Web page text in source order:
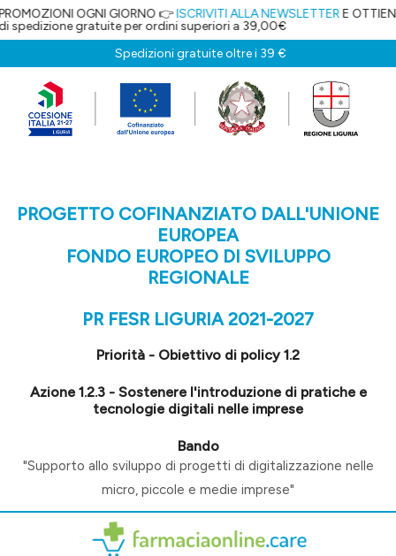
GIORNO 👉ISCRIVITI ALLA NEWSLETTERE OTTIENI IL 5% DI
per ordini superiori a 39,00€
Spedizioni gratuite oltre i 39 €
PROGETTO COFINANZIATO DALL'UNIONE
EUROPEA
FONDO EUROPEO DI SVILUPPO
REGIONALE
PR FESR LIGURIA 2021-2027
Priorità - Obiettivo di policy 1.2
Azione 1.2.3 - Sostenere l'introduzione di pratiche e
tecnologie digitali nelle imprese
Bando
"Supporto allo sviluppo di progetti di digitalizzazione nelle
micro, piccole e medie imprese"